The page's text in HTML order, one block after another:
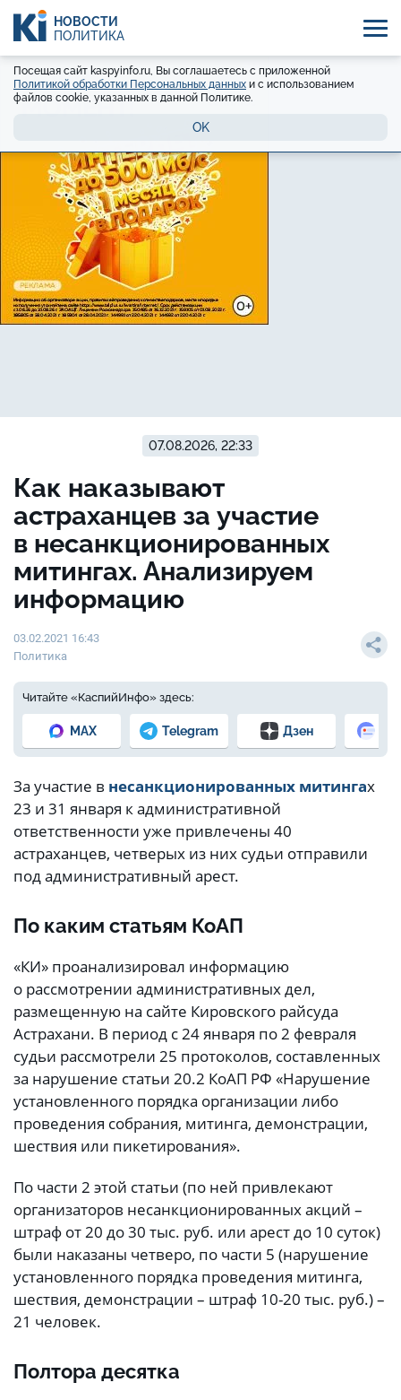
НОВОСТИ
ПОЛИТИКА
Посещая сайт kaspyinfo.ru, Вы соглашаетесь с приложенной
Политикой обработки Персональных данных и с использованием
файлов cookie, указанных в данной Политике.
OK
07.08.2026, 22:33
Как наказывают
астраханцев за участие
в несанкционированных
митингах. Анализируем
информацию
03.02.2021 16:43
Политика
Читайте «КаспийИнфо» здесь:
MAX Telegram Дзен
За участие в несанкционированных митингах
23 и 31 января к административной
ответственности уже привлечены 40
астраханцев, четверых из них судьи отправили
под административный арест.
По каким статьям КоАП
«КИ» проанализировал информацию
о рассмотрении административных дел,
размещенную на сайте Кировского райсуда
Астрахани. В период с 24 января по 2 февраля
судьи рассмотрели 25 протоколов, составленных
за нарушение статьи 20.2 КоАП РФ «Нарушение
установленного порядка организации либо
проведения собрания, митинга, демонстрации,
шествия или пикетирования».
По части 2 этой статьи (по ней привлекают
организаторов несанкционированных акций –
штраф от 20 до 30 тыс. руб. или арест до 10 суток)
были наказаны четверо, по части 5 (нарушение
установленного порядка проведения митинга,
шествия, демонстрации – штраф 10-20 тыс. руб.) –
21 человек.
Полтора десятка